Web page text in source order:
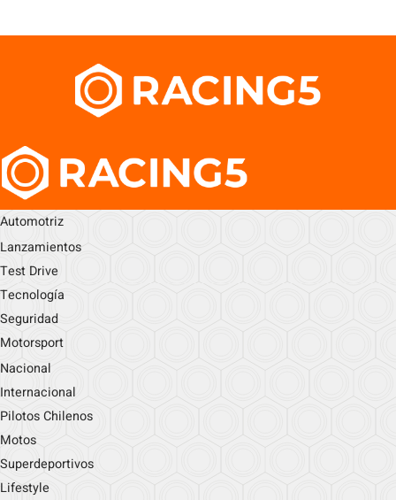
Automotriz
Lanzamientos
Test Drive
Tecnología
Seguridad
Motorsport
Nacional
Internacional
Pilotos Chilenos
Motos
Superdeportivos
Lifestyle